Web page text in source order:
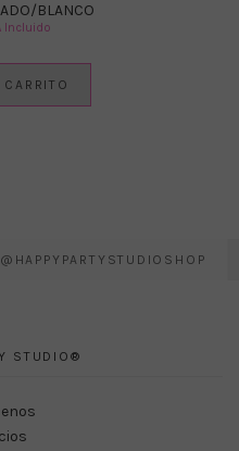
BLANCO
Incluido
STUDIO®